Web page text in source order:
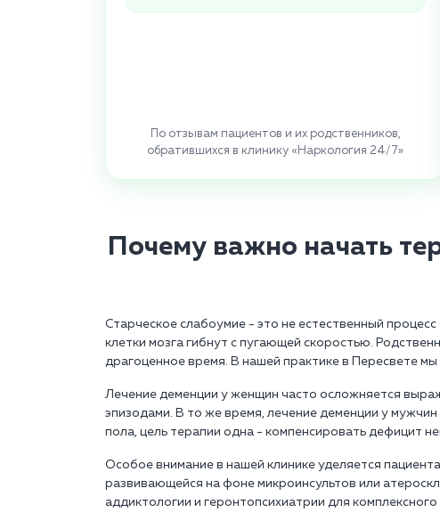
По отзывам пациентов и их родственников,
обратившихся в клинику «Наркология 24/7»
Почему важно начать
Старческое слабоумие - это не естественный
клетки мозга гибнут с пугающей скоростью.
драгоценное время. В нашей практике в Пересвете
Лечение деменции у женщин часто осложняется
эпизодами. В то же время, лечение деменции у
пола, цель терапии одна - компенсировать дефицит
Особое внимание в нашей клинике уделяется
развивающейся на фоне микроинсультов или
аддиктологии и геронтопсихиатрии для